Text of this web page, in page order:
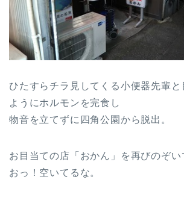
ひたすらチラ見してくる小便器先輩と
ようにホルモンを完食し
物音を立てずに四角公園から脱出。
お目当ての店「おかん」を再びのぞ
おっ！空いてるな。